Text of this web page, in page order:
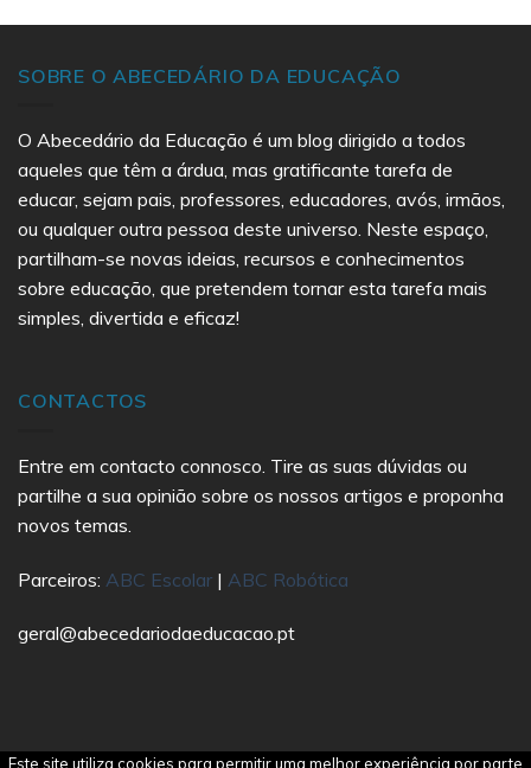
SOBRE O ABECEDÁRIO DA EDUCAÇÃO
O Abecedário da Educação é um blog dirigido a todos
aqueles que têm a árdua, mas gratificante tarefa de
educar, sejam pais, professores, educadores, avós, irmãos,
ou qualquer outra pessoa deste universo. Neste espaço,
partilham-se novas ideias, recursos e conhecimentos
sobre educação, que pretendem tornar esta tarefa mais
simples, divertida e eficaz!
CONTACTOS
Entre em contacto connosco. Tire as suas dúvidas ou
partilhe a sua opinião sobre os nossos artigos e proponha
novos temas.
Parceiros: ABC Escolar | ABC Robótica
geral@abecedariodaeducacao.pt
Este site utiliza cookies para permitir uma melhor experiência por parte